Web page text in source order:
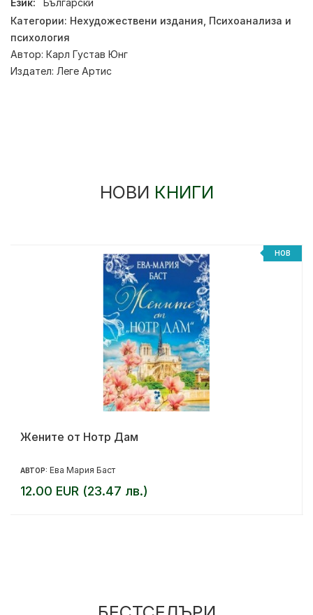
Език:
Български
Категории: Нехудожествени издания Психоанализа и
психология
Автор: Карл Густав Юнг
Издател: Леге Артис
НОВИ КНИГИ
НОВ
Жените от Нотр Дам
АВТОР: Ева Мария Баст
12.00 EUR (23.47 лв.)